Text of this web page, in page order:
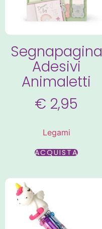
Segnapagina
Adesivi
Animaletti
€ 2,95
Legami
ACQUISTA